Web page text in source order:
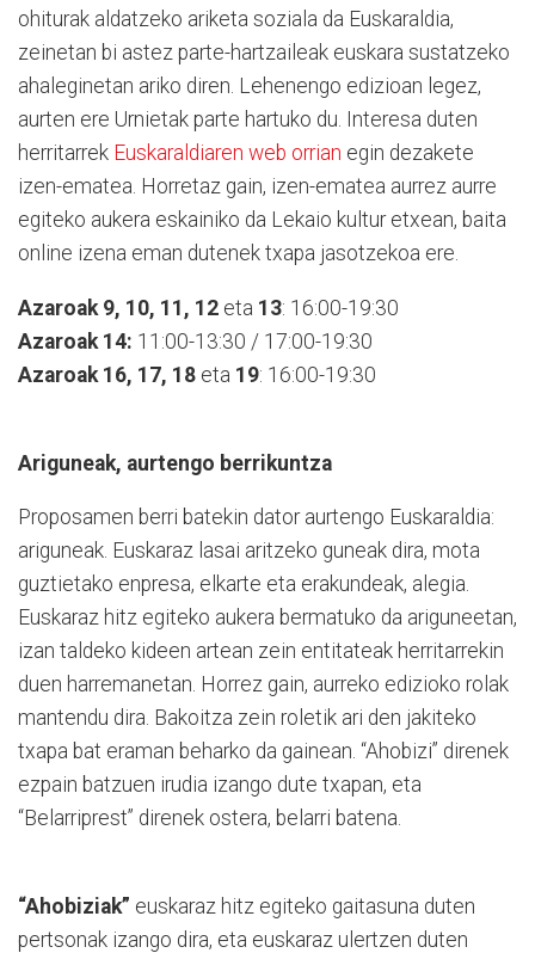
ohiturak aldatzeko ariketa soziala da Euskaraldia,
zeinetan bi astez parte-hartzaileak euskara sustatzeko
ahaleginetan ariko diren. Lehenengo edizioan legez,
aurten ere Urnietak parte hartuko du. Interesa duten
herritarrek Euskaraldiaren web orrian egin dezakete
izen-ematea. Horretaz gain, izen-ematea aurrez aurre
egiteko aukera eskainiko da Lekaio kultur etxean, baita
online izena eman dutenek txapa jasotzekoa ere.
Azaroak 9, 10, 11, 12 eta 13: 16:00-19:30
Azaroak 14: 11:00-13:30 / 17:00-19:30
Azaroak 16, 17, 18 eta 19: 16:00-19:30
Ariguneak, aurtengo berrikuntza
Proposamen berri batekin dator aurtengo Euskaraldia:
ariguneak. Euskaraz lasai aritzeko guneak dira, mota
guztietako enpresa, elkarte eta erakundeak, alegia.
Euskaraz hitz egiteko aukera bermatuko da ariguneetan,
izan taldeko kideen artean zein entitateak herritarrekin
duen harremanetan. Horrez gain, aurreko edizioko rolak
mantendu dira. Bakoitza zein roletik ari den jakiteko
txapa bat eraman beharko da gainean. “Ahobizi” direnek
ezpain batzuen irudia izango dute txapan, eta
“Belarriprest” direnek ostera, belarri batena.
“Ahobiziak” euskaraz hitz egiteko gaitasuna duten
pertsonak izango dira, eta euskaraz ulertzen duten